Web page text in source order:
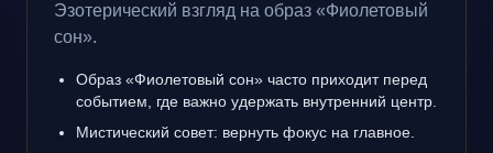
Эзотерический взгляд на образ «Фиолетовый
сон».
Образ «Фиолетовый сон» часто приходит перед
событием, где важно удержать внутренний центр.
Мистический совет: вернуть фокус на главное.